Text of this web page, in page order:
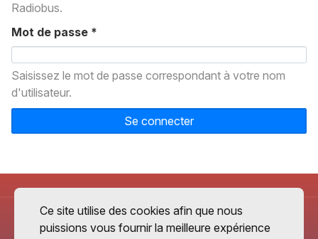
Radiobus.
Mot de passe *
Saisissez le mot de passe correspondant à votre nom
d'utilisateur.
Se connecter
Ce site utilise des cookies afin que nous
puissions vous fournir la meilleure expérience